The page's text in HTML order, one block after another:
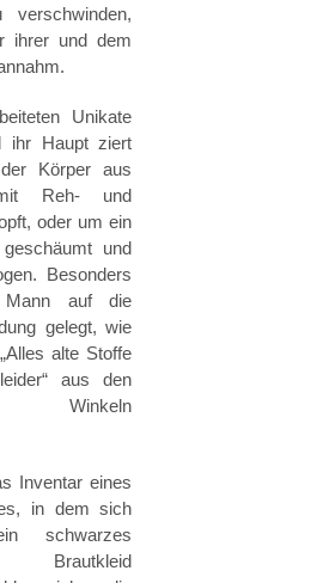
ihrer und dem
Unikate
ihr Haupt ziert
Körper aus
Reh- und
oder um ein
und
Besonders
auf die
gelegt, wie
alte Stoffe
aus den
Winkeln
Inventar eines
in dem sich
schwarzes
Brautkleid